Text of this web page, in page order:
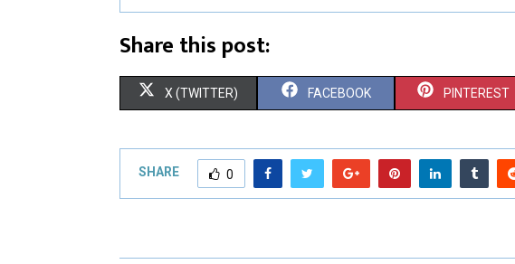
Share this post:
X (TWITTER) FACEBOOK PINTEREST
SHARE 0